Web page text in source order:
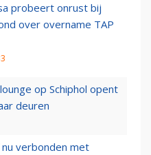
probeert onrust bij
over overname TAP
op Schiphol opent
deuren
verbonden met